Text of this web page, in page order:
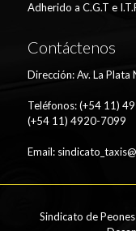
Adherido a C.G.T e
Contáctenos
Dirección: Av. La Plata
Teléfonos: (+54 11)
(+54 11) 4920-7099
Email:
Sindicato de